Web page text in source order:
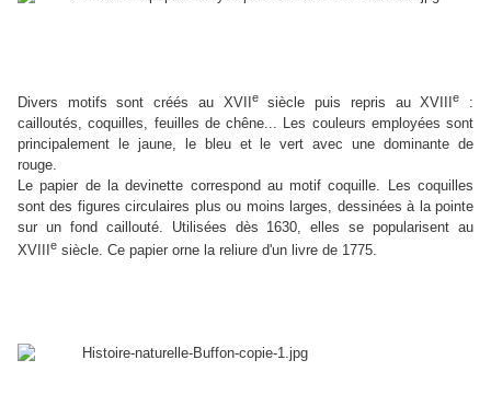
Divers motifs sont créés au XVII esiècle puis repris au XVIIIe
:
cailloutés, coquilles, feuilles de chêne... Les couleurs employées sont
principalement le jaune, le bleu et le vert avec une dominante de
rouge.
Le papier de la devinette correspond au motif coquille. Les coquilles
sont des figures circulaires plus ou moins larges, dessinées à la pointe
sur un fond caillouté. Utilisées dès 1630, elles se popularisent au
XVIII
e siècle. Ce papier orne la reliure d'un livre de 1775.